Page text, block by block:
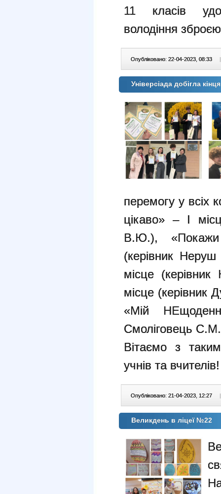
11 класів
володіння
Опубліковано: 22-04-2023, 08:33 |
Універсіада добігла
перемогу у всіх
цікаво» – І
В.Ю.),
(керівник
місце
місце (керівник
«Мій
Смоліговець
Вітаємо з
учнів та вчителів!
Опубліковано: 21-04-2023, 12:27 |
Великдень в ліцеї №22